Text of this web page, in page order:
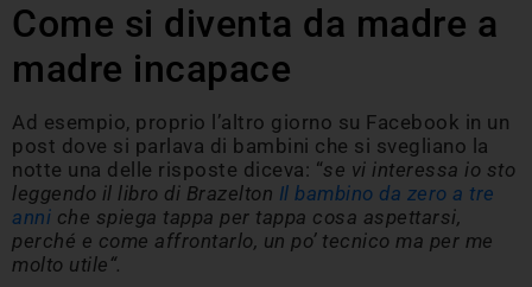
Come si diventa da madre a
madre incapace
Ad esempio, proprio l’altro giorno su Facebook in un
post dove si parlava di bambini che si svegliano la
notte una delle risposte diceva: “se vi interessa io sto
leggendo il libro di Brazelton Il bambino da zero a tre
anni che spiega tappa per tappa cosa aspettarsi,
perché e come affrontarlo, un po’ tecnico ma per me
molto utile “.